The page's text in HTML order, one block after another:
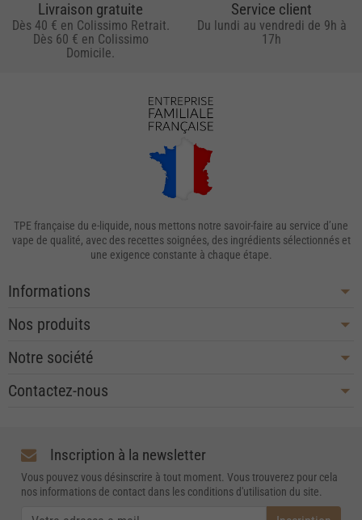
Livraison gratuite
Dès 40 € en Colissimo Retrait.
Dès 60 € en Colissimo
Domicile.
Service client
Du lundi au vendredi de 9h à
17h
TPE française du e-liquide, nous mettons notre savoir-faire au service d’une
vape de qualité, avec des recettes soignées, des ingrédients sélectionnés et
une exigence constante à chaque étape.
Informations
Nos produits
Notre société
Contactez-nous
Inscription à la newsletter
Vous pouvez vous désinscrire à tout moment. Vous trouverez pour cela
nos informations de contact dans les conditions d'utilisation du site.